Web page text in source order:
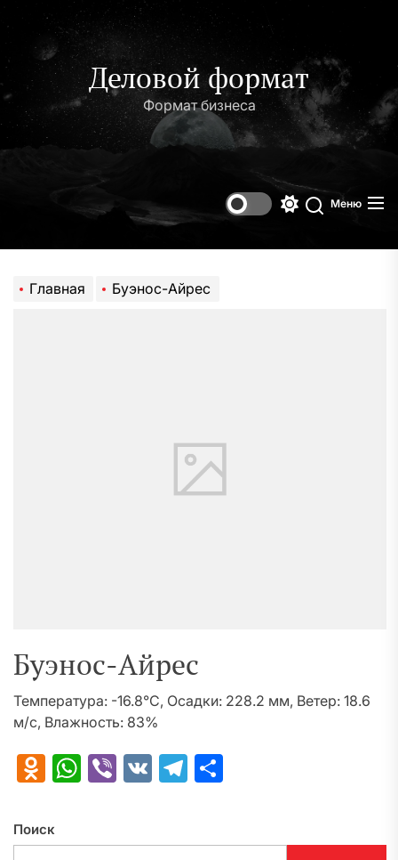
содержимому
Деловой формат
Формат бизнеса
Поиск
Меню
Главная Буэнос-Айрес
Буэнос-Айрес
Температура: -16.8°C, Осадки: 228.2 мм, Ветер: 18.6
м/с, Влажность: 83%
Odnoklassniki
WhatsApp
Viber
VK Telegram
Поиск